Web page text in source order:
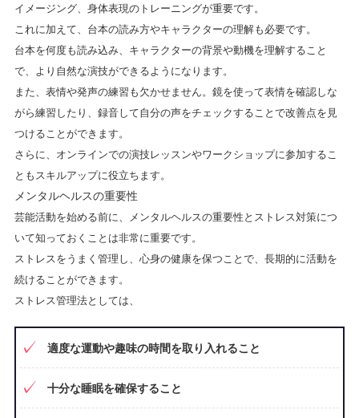
イメージング、身体表現のトレーニングが重要です。
これに加えて、台本の読み方やキャラクターの理解も必要です。
台本を何度も読み込み、キャラクターの背景や動機を理解すること
で、より自然な演技ができるようになります。
また、表情や発声の練習も欠かせません。鏡を使って表情を確認しな
がら練習したり、録音して自分の声をチェックすることで改善点を見
つけることができます。
さらに、オンラインでの演技レッスンやワークショップに参加するこ
ともスキルアップに役立ちます。
メンタルヘルスの重要性
芸能活動を始める前に、メンタルヘルスの重要性とストレス対策につ
いて知っておくことは非常に重要です。
ストレスをうまく管理し、心身の健康を保つことで、長期的に活動を
続けることができます。
ストレス管理法としては、
適度な運動や趣味の時間を取り入れること
十分な睡眠を確保すること